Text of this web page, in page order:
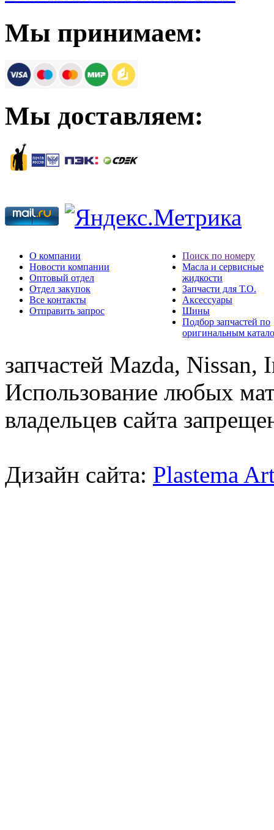
Мы принимаем:
Мы доставляем:
О компании
Новости компании
Оптовый отдел
Отдел закупок
Все контакты
Отправить запрос
Поиск по номеру
Масла и сервисные
жидкости
Запчасти для Т.О.
Аксессуары
Шины
Подбор запчастей по
оригинальным
запчастей Mazda,
Использование любых
владельцев сайта
Дизайн сайта: Plastema